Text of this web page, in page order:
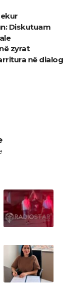
Diskutuam
zyrat
në dialog